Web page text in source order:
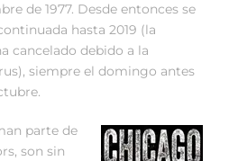
de 1977. Desde entonces se
hasta 2019 (la
cancelado debido a la
siempre el domingo antes
parte de
son sin